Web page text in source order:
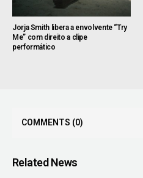
Jorja Smith libera a envolvente “Try
Me” com direito a clipe
performático
COMMENTS (0)
Related News